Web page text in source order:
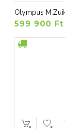
Olympus
599 900 Ft